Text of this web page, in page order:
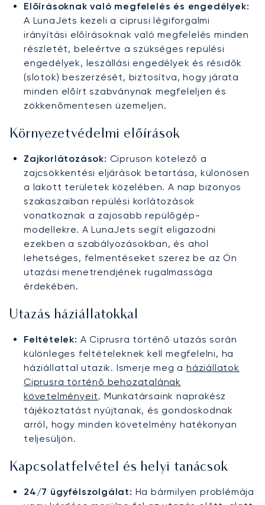
Előírásoknak való megfelelés és engedélyek:
A LunaJets kezeli a ciprusi légiforgalmi
irányítási előírásoknak való megfelelés minden
részletét, beleértve a szükséges repülési
engedélyek, leszállási engedélyek és résidők
(slotok) beszerzését, biztosítva, hogy járata
minden előírt szabványnak megfeleljen és
zökkenőmentesen üzemeljen.
Környezetvédelmi előírások
Zajkorlátozások: Cipruson kötelező a
zajcsökkentési eljárások betartása, különösen
a lakott területek közelében. A nap bizonyos
szakaszaiban repülési korlátozások
vonatkoznak a zajosabb repülőgép-
modellekre. A LunaJets segít eligazodni
ezekben a szabályozásokban, és ahol
lehetséges, felmentéseket szerez be az Ön
utazási menetrendjének rugalmassága
érdekében.
Utazás háziállatokkal
Feltételek: A Ciprusra történő utazás során
különleges feltételeknek kell megfelelni, ha
háziállattal utazik. Ismerje meg aháziállatok
Ciprusra történő behozatalának
követelményeit. Munkatársaink naprakész
tájékoztatást nyújtanak, és gondoskodnak
arról, hogy minden követelmény hatékonyan
teljesüljön.
Kapcsolatfelvétel és helyi tanácsok
24/7 ügyfélszolgálat: Ha bármilyen problémája